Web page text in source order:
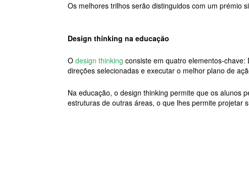
Os melhores trilhos serão distinguidos com um prémio
Design thinking na educação
Odesign thinking consiste em quatro elementos-
direções selecionadas e executar o melhor plano de
Na educação, o design thinking permite que os alunos
estruturas de outras áreas, o que lhes permite projetar